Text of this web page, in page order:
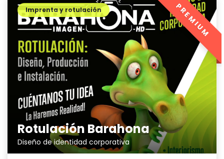
Rotulación Barahona
Diseño de identidad corporativa
Imprenta y rotulación PREMIUM